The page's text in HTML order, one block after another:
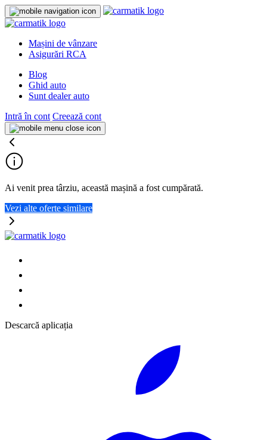
Mașini de vânzare
Asigurări RCA
Blog
Ghid auto
Sunt dealer auto
Intră în cont Creează cont
Ai venit prea târziu, această mașină a fost cumpărată.
Vezi alte oferte similare
Descarcă aplicația